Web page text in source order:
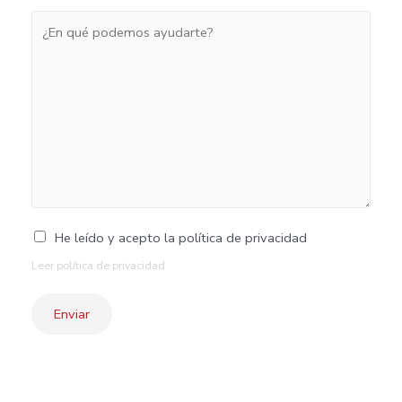
He leído y acepto la política de privacidad
Leer política de privacidad
Enviar